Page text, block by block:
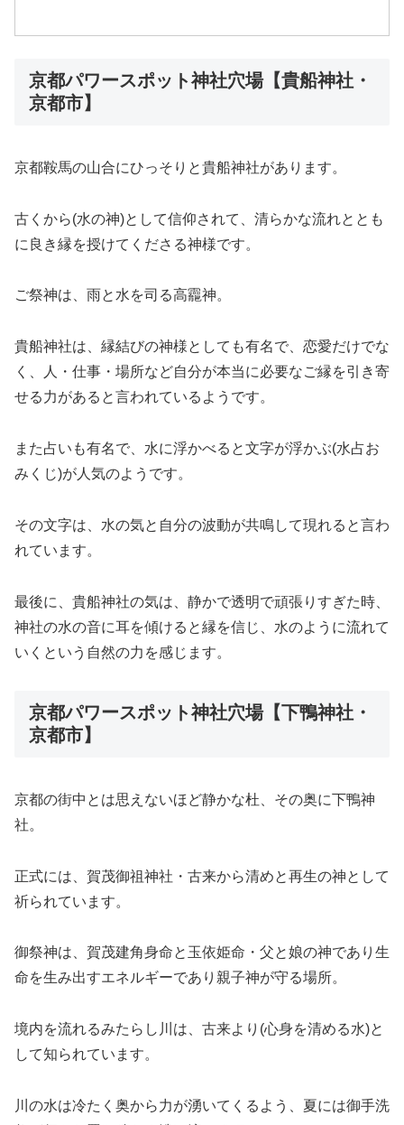
京都パワースポット神社穴場【貴船神社・
京都市】
京都鞍馬の山合にひっそりと貴船神社があります。
古くから(水の神)として信仰されて、清らかな流れととも
に良き縁を授けてくださる神様です。
ご祭神は、雨と水を司る高龗神。
貴船神社は、縁結びの神様としても有名で、恋愛だけでな
く、人・仕事・場所など自分が本当に必要なご縁を引き寄
せる力があると言われているようです。
また占いも有名で、水に浮かべると文字が浮かぶ(水占お
みくじ)が人気のようです。
その文字は、水の気と自分の波動が共鳴して現れると言わ
れています。
最後に、貴船神社の気は、静かで透明で頑張りすぎた時、
神社の水の音に耳を傾けると縁を信じ、水のように流れて
いくという自然の力を感じます。
京都パワースポット神社穴場【下鴨神社・
京都市】
京都の街中とは思えないほど静かな杜、その奥に下鴨神
社。
正式には、賀茂御祖神社・古来から清めと再生の神として
祈られています。
御祭神は、賀茂建角身命と玉依姫命・父と娘の神であり生
命を生み出すエネルギーであり親子神が守る場所。
境内を流れるみたらし川は、古来より(心身を清める水)と
して知られています。
川の水は冷たく奥から力が湧いてくるよう、夏には御手洗